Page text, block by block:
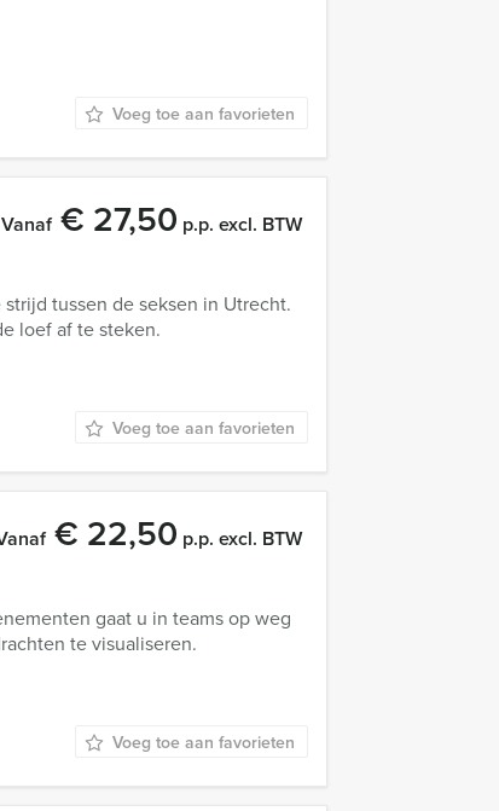
Voeg toe aan favorieten
Vanaf€ 27,50 p.p. excl. BTW
tussen de seksen in Utrecht.
loef af te steken.
Voeg toe aan favorieten
€ 22,50 p.p. excl. BTW
gaat u in teams op weg
te visualiseren.
Voeg toe aan favorieten